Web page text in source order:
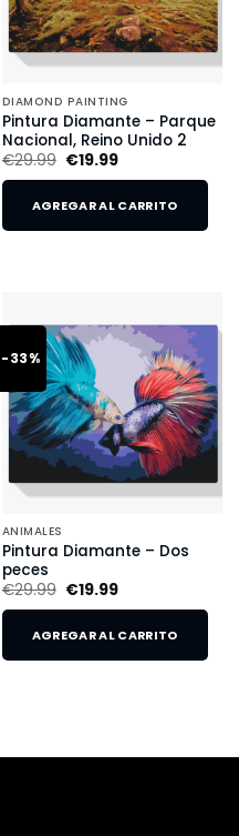
DIAMOND PAINTING
Pintura Diamante – Parque
Nacional, Reino Unido 2
€29.99 €19.99
AGREGAR AL CARRITO
-33%
ANIMALES
Pintura Diamante – Dos
peces
€29.99 €19.99
AGREGAR AL CARRITO